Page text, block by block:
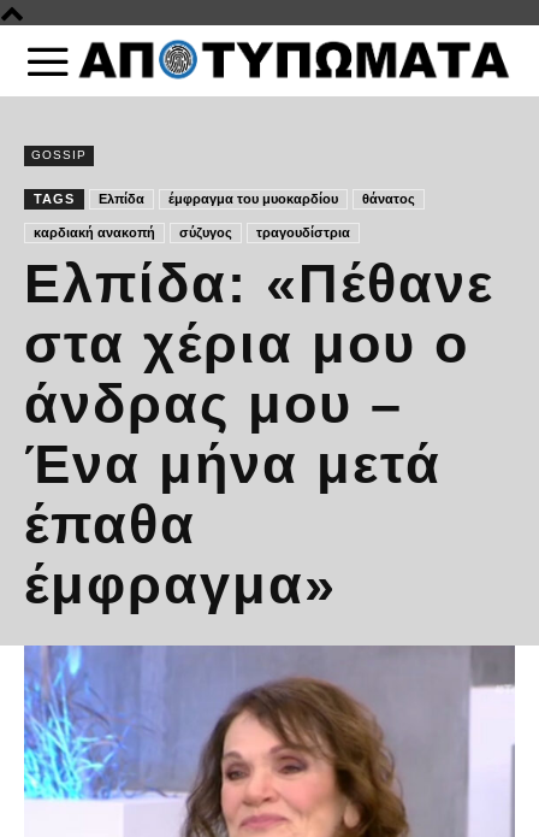
GOSSIP
TAGS Ελπίδα έμφραγμα του μυοκαρδίου θάνατος
καρδιακή ανακοπή σύζυγος τραγουδίστρια
Ελπίδα: «Πέθανε
στα χέρια μου ο
άνδρας μου –
Ένα μήνα μετά
έπαθα
έμφραγμα»